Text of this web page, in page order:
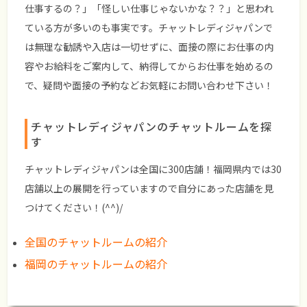
仕事するの？」「怪しい仕事じゃないかな？？」と思われ
ている方が多いのも事実です。チャットレディジャパンで
は無理な勧誘や入店は一切せずに、面接の際にお仕事の内
容やお給料をご案内して、納得してからお仕事を始めるの
で、疑問や面接の予約などお気軽にお問い合わせ下さい！
チャットレディジャパンのチャットルームを探
す
チャットレディジャパンは全国に300店舗！福岡県内では30
店舗以上の展開を行っていますので自分にあった店舗を見
つけてください！(^^)/
全国のチャットルームの紹介
福岡のチャットルームの紹介